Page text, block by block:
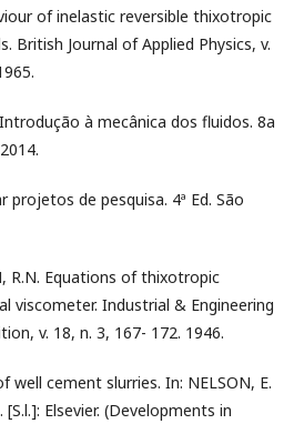
of inelastic reversible thixotropic
British Journal of Applied Physics, v.
Introdução à mecânica dos fluidos. 8a
projetos de pesquisa. 4ª Ed. São
R.N. Equations of thixotropic
viscometer. Industrial & Engineering
v. 18, n. 3, 167- 172. 1946.
well cement slurries. In: NELSON, E.
[S.l.]: Elsevier. (Developments in